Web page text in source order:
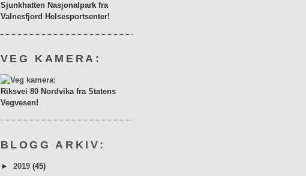
Sjunkhatten Nasjonalpark fra
Valnesfjord Helsesportsenter!
VEG KAMERA:
Riksvei 80 Nordvika fra Statens
Vegvesen!
BLOGG ARKIV:
► 2019 (45)